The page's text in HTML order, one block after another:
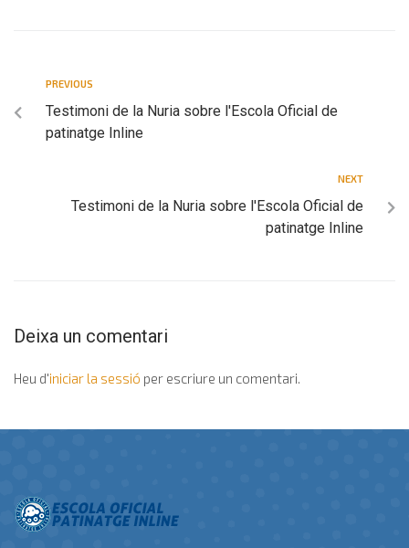
PREVIOUS
Testimoni de la Nuria sobre l'Escola Oficial de
patinatge Inline
NEXT
Testimoni de la Nuria sobre l'Escola Oficial de
patinatge Inline
Deixa un comentari
Heu d'iniciar la sessió per escriure un comentari.